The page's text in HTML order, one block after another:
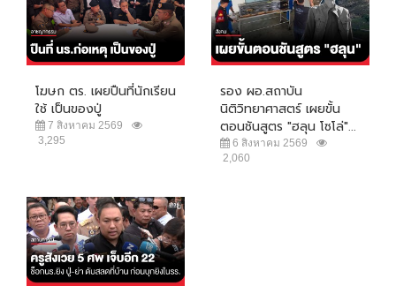
โฆษก ตร. เผยปืนที่นักเรียน
ใช้ เป็นของปู่
7 สิงหาคม 2569
3,295
รอง ผอ.สถาบัน
นิติวิทยาศาสตร์ เผยขั้น
ตอนชันสูตร "ฮลุน โซโล่"...
6 สิงหาคม 2569
2,060